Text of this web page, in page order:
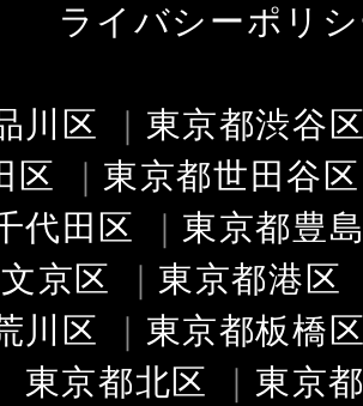
ライバシーポリ
川区 ｜ 東京都渋谷
区 ｜ 東京都世田谷区
代田区 ｜ 東京都豊
京区 ｜ 東京都港区
川区 ｜ 東京都板橋
東京都北区 ｜ 東京